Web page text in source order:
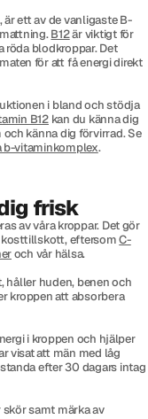
ett av de vanligaste B-
B12är viktigt för
röda blodkroppar. Det
för att få energi direkt
i bland och stödja
B12kan du känna dig
känna dig förvirrad. Se
b-vitaminkomplex.
frisk
av våra kroppar. Det gör
kosttillskott, eftersomC-
och vår hälsa.
håller huden, benen och
kroppen att absorbera
i kroppen och hjälper
visat att män med låg
efter 30 dagars intag
samt märka av